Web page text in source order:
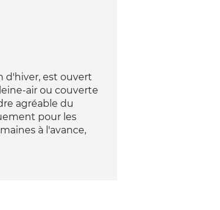
d'hiver, est ouvert
air ou couverte
agréable du
pour les
à l'avance,